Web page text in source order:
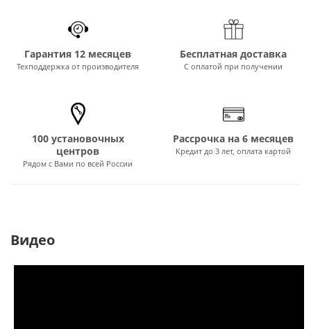
Гарантия 12 месяцев
Техподдержка от производителя
Бесплатная доставка
С оплатой при получении
100 установочных
центров
Рядом с Вами по всей России
Рассрочка на 6 месяцев
Кредит до 3 лет, оплата картой
Видео